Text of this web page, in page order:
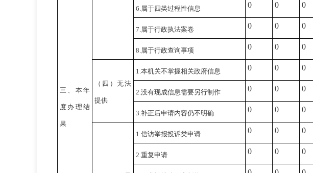
三、本年
度办理结
果
6.属于四类过程性信息 0 0 0
7.属于行政执法案卷 0 0 0
8.属于行政查询事项 0 0 0
（四）无法
提供
1.本机关不掌握相关政府信息 0 0 0
2.没有现成信息需要另行制作 0 0 0
3.补正后申请内容仍不明确 0 0 0
1.信访举报投诉类申请 0 0 0
2.重复申请 0 0 0